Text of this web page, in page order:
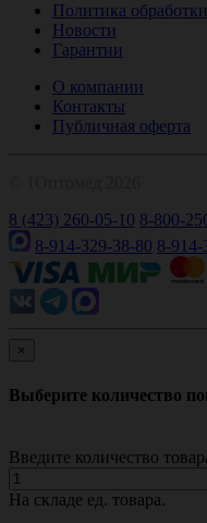
Политика
Новости
Гарантии
О компании
Контакты
Публичная оферта
8 (423) 260-05-10 8-800-
8-914-329-38-80 8-914-
×
Выберите количество
Введите количество
На складе ед. товара.